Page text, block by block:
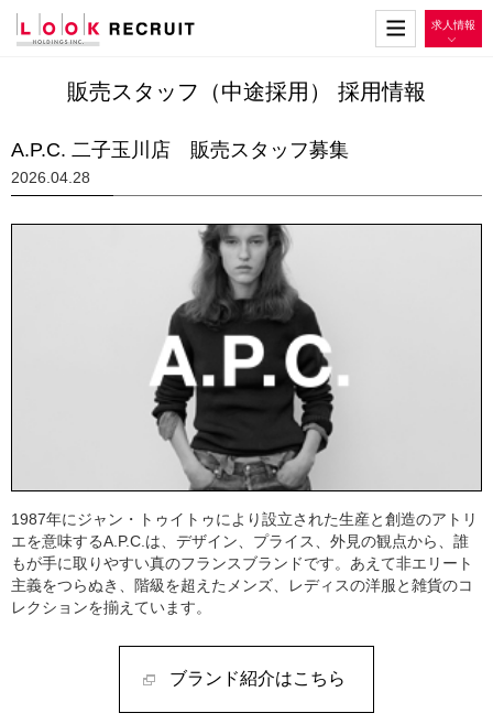
求人情報
販売スタッフ（中途採用） 採用情報
A.P.C. 二子玉川店 販売スタッフ募集
2026.04.28
1987年にジャン・トゥイトゥにより設立された生産と創造のアトリ
エを意味するA.P.C.は、デザイン、プライス、外見の観点から、誰
もが手に取りやすい真のフランスブランドです。あえて非エリート
主義をつらぬき、階級を超えたメンズ、レディスの洋服と雑貨のコ
レクションを揃えています。
ブランド紹介はこちら